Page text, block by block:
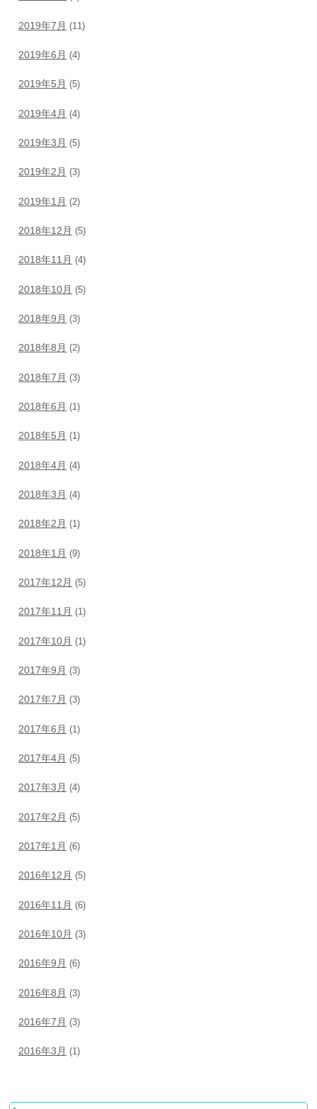
2019年7月 (11)
2019年6月 (4)
2019年5月 (5)
2019年4月 (4)
2019年3月 (5)
2019年2月 (3)
2019年1月 (2)
2018年12月 (5)
2018年11月 (4)
2018年10月 (5)
2018年9月 (3)
2018年8月 (2)
2018年7月 (3)
2018年6月 (1)
2018年5月 (1)
2018年4月 (4)
2018年3月 (4)
2018年2月 (1)
2018年1月 (9)
2017年12月 (5)
2017年11月 (1)
2017年10月 (1)
2017年9月 (3)
2017年7月 (3)
2017年6月 (1)
2017年4月 (5)
2017年3月 (4)
2017年2月 (5)
2017年1月 (6)
2016年12月 (5)
2016年11月 (6)
2016年10月 (3)
2016年9月 (6)
2016年8月 (3)
2016年7月 (3)
2016年3月 (1)